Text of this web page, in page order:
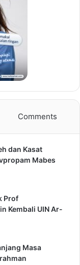
Comments
dan Kasat
Mabes
Prof
Kembali UIN Ar-
Masa